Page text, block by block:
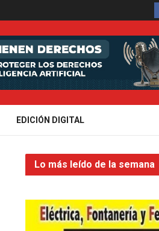
EDICIÓN DIGITAL
Lo más leído de la semana